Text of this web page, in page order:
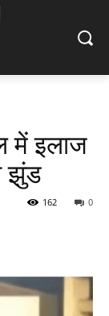
में इलाज
झुंड
0
162